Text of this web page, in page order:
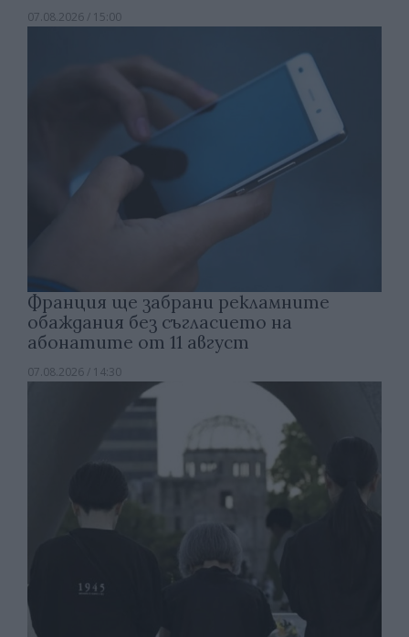
07.08.2026 / 15:00
Франция ще забрани рекламните
обаждания без съгласието на
абонатите от 11 август
07.08.2026 / 14:30